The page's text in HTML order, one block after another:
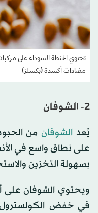
تحتوي الحنطة السوداء على
مضادات أكسدة (بكسلز)
2- الشوفان
يُعد الشوفان من
على نطاق واسع في
بسهولة التخزين
ويحتوي الشوفان على
في خفض